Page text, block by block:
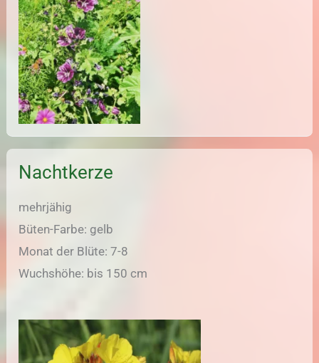
Nachtkerze
mehrjähig
Büten-Farbe: gelb
Monat der Blüte: 7-8
Wuchshöhe: bis 150 cm